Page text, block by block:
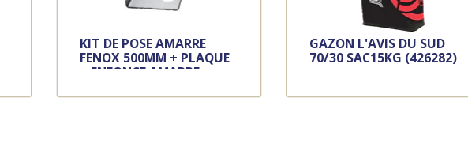
KIT DE POSE AMARRE
FENOX 500MM + PLAQUE
+ ENFONCE AMARRE +
GAZON L'AVIS DU SUD
70/30 SAC15KG (426282)